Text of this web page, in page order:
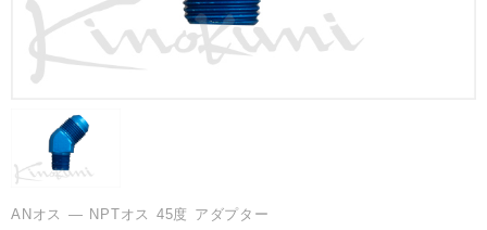
ANオス ― NPTオス 45度 アダプター